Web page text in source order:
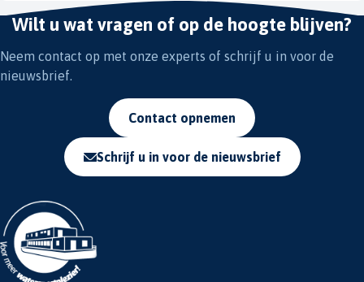
Wilt u wat vragen of op de hoogte blijven?
Neem contact op met onze experts of schrijf u in voor de
nieuwsbrief.
Contact opnemen
Schrijf u in voor de nieuwsbrief